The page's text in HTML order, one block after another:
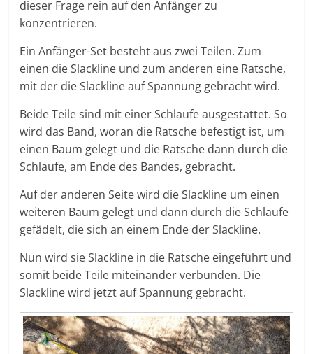
dieser Frage rein auf den Anfänger zu
konzentrieren.
Ein Anfänger-Set besteht aus zwei Teilen. Zum
einen die Slackline und zum anderen eine Ratsche,
mit der die Slackline auf Spannung gebracht wird.
Beide Teile sind mit einer Schlaufe ausgestattet. So
wird das Band, woran die Ratsche befestigt ist, um
einen Baum gelegt und die Ratsche dann durch die
Schlaufe, am Ende des Bandes, gebracht.
Auf der anderen Seite wird die Slackline um einen
weiteren Baum gelegt und dann durch die Schlaufe
gefädelt, die sich an einem Ende der Slackline.
Nun wird sie Slackline in die Ratsche eingeführt und
somit beide Teile miteinander verbunden. Die
Slackline wird jetzt auf Spannung gebracht.